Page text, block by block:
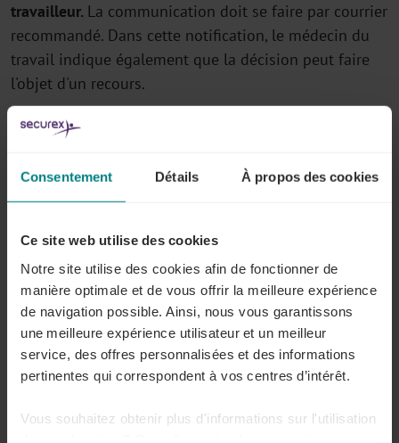
Consentement Détails À propos des cookies
Ce site web utilise des cookies
Notre site utilise des cookies afin de fonctionner de
manière optimale et de vous offrir la meilleure expérience
de navigation possible. Ainsi, nous vous garantissons
une meilleure expérience utilisateur et un meilleur
service, des offres personnalisées et des informations
pertinentes qui correspondent à vos centres d’intérêt.
Vous souhaitez obtenir plus d'informations sur l'utilisation
travailleur. La communication doit se faire par courrier
recommandé. Dans cette notification, le médecin du
travail indique également que la décision peut faire
l'objet d'un recours.
Dans la constatation, le médecin du travail doit
trajet de réintégration. Si votre travailleur a introduit
Votre travailleur n'a pas demandé de
commencer un trajet de réintégration pendant
la procédure ? Il peut alors encore en faire la
demande au plus tard sept jours civils après
avoir reçu la décision.